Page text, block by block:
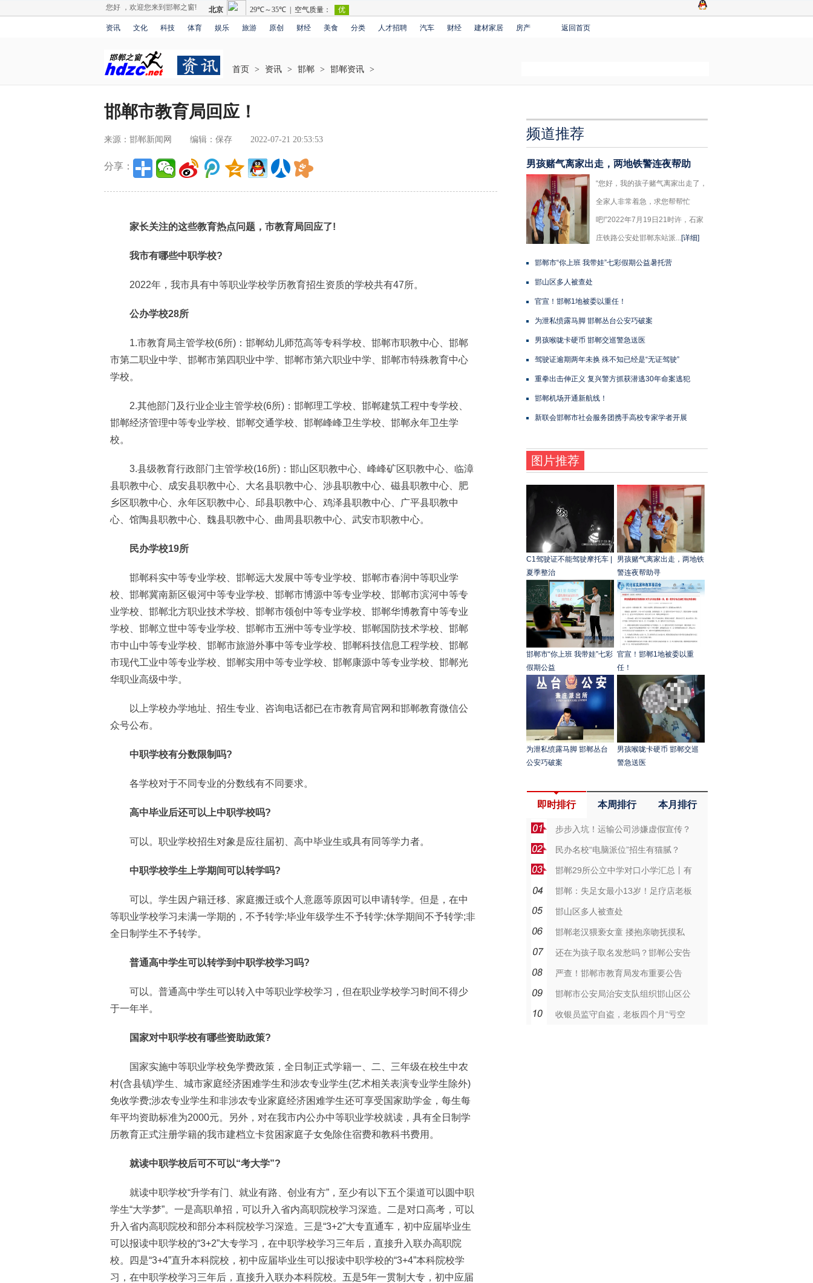
您好 ，欢迎您来到邯郸之窗!
资讯 文化 科技 体育 娱乐 旅游 原创 财经 美食 分类 人才招聘 汽车 财经 建材家居 房产 返回首页
首页 > 资讯 > 邯郸 > 邯郸资讯 >
邯郸市教育局回应！
来源：邯郸新闻网 编辑：保存 2022-07-21 20:53:53
分享：
家长关注的这些教育热点问题，市教育局回应了!
我市有哪些中职学校?
2022年，我市具有中等职业学校学历教育招生资质的学校共有47所。
公办学校28所
1.市教育局主管学校(6所)：邯郸幼儿师范高等专科学校、邯郸市职教中心、邯郸
市第二职业中学、邯郸市第四职业中学、邯郸市第六职业中学、邯郸市特殊教育中心
学校。
2.其他部门及行业企业主管学校(6所)：邯郸理工学校、邯郸建筑工程中专学校、
邯郸经济管理中等专业学校、邯郸交通学校、邯郸峰峰卫生学校、邯郸永年卫生学
校。
3.县级教育行政部门主管学校(16所)：邯山区职教中心、峰峰矿区职教中心、临漳
县职教中心、成安县职教中心、大名县职教中心、涉县职教中心、磁县职教中心、肥
乡区职教中心、永年区职教中心、邱县职教中心、鸡泽县职教中心、广平县职教中
心、馆陶县职教中心、魏县职教中心、曲周县职教中心、武安市职教中心。
民办学校19所
邯郸科实中等专业学校、邯郸远大发展中等专业学校、邯郸市春润中等职业学
校、邯郸冀南新区银河中等专业学校、邯郸市博源中等专业学校、邯郸市滨河中等专
业学校、邯郸北方职业技术学校、邯郸市领创中等专业学校、邯郸华博教育中等专业
学校、邯郸立世中等专业学校、邯郸市五洲中等专业学校、邯郸国防技术学校、邯郸
市中山中等专业学校、邯郸市旅游外事中等专业学校、邯郸科技信息工程学校、邯郸
市现代工业中等专业学校、邯郸实用中等专业学校、邯郸康源中等专业学校、邯郸光
华职业高级中学。
以上学校办学地址、招生专业、咨询电话都已在市教育局官网和邯郸教育微信公
众号公布。
中职学校有分数限制吗?
各学校对于不同专业的分数线有不同要求。
高中毕业后还可以上中职学校吗?
可以。职业学校招生对象是应往届初、高中毕业生或具有同等学力者。
中职学校学生上学期间可以转学吗?
可以。学生因户籍迁移、家庭搬迁或个人意愿等原因可以申请转学。但是，在中
等职业学校学习未满一学期的，不予转学;毕业年级学生不予转学;休学期间不予转学;非
全日制学生不予转学。
普通高中学生可以转学到中职学校学习吗?
可以。普通高中学生可以转入中等职业学校学习，但在职业学校学习时间不得少
于一年半。
国家对中职学校有哪些资助政策?
国家实施中等职业学校免学费政策，全日制正式学籍一、二、三年级在校生中农
村(含县镇)学生、城市家庭经济困难学生和涉农专业学生(艺术相关表演专业学生除外)
免收学费;涉农专业学生和非涉农专业家庭经济困难学生还可享受国家助学金，每生每
年平均资助标准为2000元。另外，对在我市内公办中等职业学校就读，具有全日制学
历教育正式注册学籍的我市建档立卡贫困家庭子女免除住宿费和教科书费用。
就读中职学校后可不可以“考大学”?
就读中职学校“升学有门、就业有路、创业有方”，至少有以下五个渠道可以圆中职
学生“大学梦”。一是高职单招，可以升入省内高职院校学习深造。二是对口高考，可以
升入省内高职院校和部分本科院校学习深造。三是“3+2”大专直通车，初中应届毕业生
可以报读中职学校的“3+2”大专学习，在中职学校学习三年后，直接升入联办高职院
校。四是“3+4”直升本科院校，初中应届毕业生可以报读中职学校的“3+4”本科院校学
习，在中职学校学习三年后，直接升入联办本科院校。五是5年一贯制大专，初中应届
频道推荐
男孩赌气离家出走，两地铁警连夜帮助
“您好，我的孩子赌气离家出走了，
全家人非常着急，求您帮帮忙
吧!”2022年7月19日21时许，石家
庄铁路公安处邯郸东站派...[详细]
邯郸市“你上班 我带娃”七彩假期公益暑托营
邯山区多人被查处
官宣！邯郸1地被委以重任！
为泄私愤露马脚 邯郸丛台公安巧破案
男孩喉咙卡硬币 邯郸交巡警急送医
驾驶证逾期两年未换 殊不知已经是“无证驾驶”
重拳出击伸正义 复兴警方抓获潜逃30年命案逃犯
邯郸机场开通新航线！
新联会邯郸市社会服务团携手高校专家学者开展
图片推荐
C1驾驶证不能驾驶摩托车 |
夏季整治
男孩赌气离家出走，两地铁
警连夜帮助寻
邯郸市“你上班 我带娃”七彩
假期公益
官宣！邯郸1地被委以重
任！
为泄私愤露马脚 邯郸丛台
公安巧破案
男孩喉咙卡硬币 邯郸交巡
警急送医
即时排行 本周排行 本月排行
步步入坑！运输公司涉嫌虚假宣传？
民办名校“电脑派位”招生有猫腻？
邯郸29所公立中学对口小学汇总丨有
邯郸：失足女最小13岁！足疗店老板
邯山区多人被查处
邯郸老汉猥亵女童 搂抱亲吻抚摸私
还在为孩子取名发愁吗？邯郸公安告
严查！邯郸市教育局发布重要公告
邯郸市公安局治安支队组织邯山区公
收银员监守自盗，老板四个月“亏空